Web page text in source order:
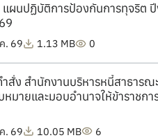
แผนปฏิบัติการป้องกันการทุจริต
. 69 1.13 MB 0
ำสั่่ง สำนักงานบริหารหนี้สาธาร
หมายและมอบอำนาจให้ข้าราชก
. 69 10.05 MB 6